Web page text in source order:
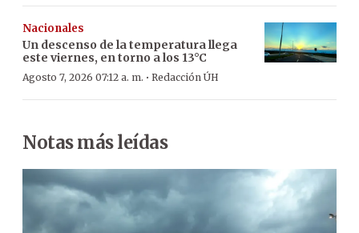
Nacionales
Un descenso de la temperatura llega
este viernes, en torno a los 13°C
Agosto 7, 2026 07:12 a. m. · Redacción ÚH
Notas más leídas